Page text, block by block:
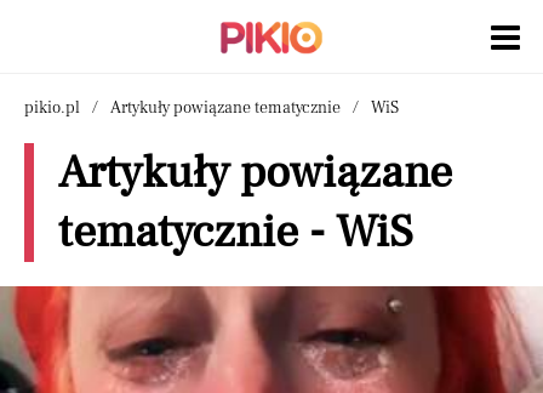
pikio.pl Artykuły powiązane tematycznie WiS
Artykuły powiązane
tematycznie - WiS